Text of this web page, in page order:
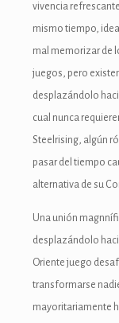
vivencia
mismo tiempo,
mal memorizar de
juegos, pero
desplazándolo
cual nunca
Steelrising, algún
pasar del tiempo
alternativa de su
Una unión
desplazándolo
Oriente juego
transformarse
mayoritariamente